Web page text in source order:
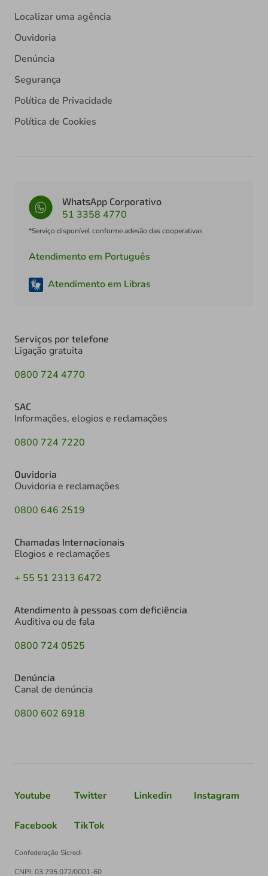
Localizar uma agência
Ouvidoria
Denúncia
Segurança
Política de Privacidade
Política de Cookies
WhatsApp Corporativo
51 3358 4770
*Serviço disponível conforme adesão das cooperativas
Atendimento em Português
Atendimento em Libras
Serviços por telefone
Ligação gratuita
0800 724 4770
SAC
Informações, elogios e reclamações
0800 724 7220
Ouvidoria
Ouvidoria e reclamações
0800 646 2519
Chamadas Internacionais
Elogios e reclamações
+ 55 51 2313 6472
Atendimento à pessoas com deficiência
Auditiva ou de fala
0800 724 0525
Denúncia
Canal de denúncia
0800 602 6918
Youtube Twitter Linkedin Instagram
Facebook TikTok
Confederação Sicredi
CNPJ: 03.795.072/0001-60